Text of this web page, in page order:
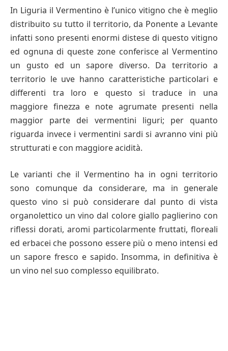
In Liguria il Vermentino è l’unico vitigno che è meglio
distribuito su tutto il territorio, da Ponente a Levante
infatti sono presenti enormi distese di questo vitigno
ed ognuna di queste zone conferisce al Vermentino
un gusto ed un sapore diverso. Da territorio a
territorio le uve hanno caratteristiche particolari e
differenti tra loro e questo si traduce in una
maggiore finezza e note agrumate presenti nella
maggior parte dei vermentini liguri; per quanto
riguarda invece i vermentini sardi si avranno vini più
strutturati e con maggiore acidità.
Le varianti che il Vermentino ha in ogni territorio
sono comunque da considerare, ma in generale
questo vino si può considerare dal punto di vista
organolettico un vino dal colore giallo paglierino con
riflessi dorati, aromi particolarmente fruttati, floreali
ed erbacei che possono essere più o meno intensi ed
un sapore fresco e sapido. Insomma, in definitiva è
un vino nel suo complesso equilibrato.